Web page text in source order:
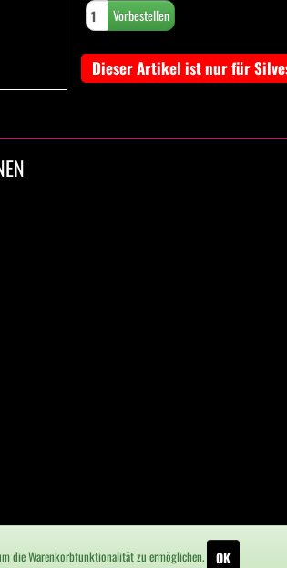
Dieser Artikel ist nur für
die Warenkorbfunktionalität zu ermöglichen. OK